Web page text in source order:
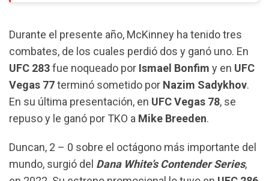
Durante el presente año, McKinney ha tenido tres
combates, de los cuales perdió dos y ganó uno. En
UFC 283fue noqueado por Ismael Bonfim y en UFC
Vegas 77terminó sometido por Nazim Sadykhov.
En su última presentación, en UFCVegas 78, se
repuso y le ganó por TKO a Mike Breeden.
Duncan, 2 – 0 sobre el octágono más importante del
mundo, surgió del Dana White’s Contender Series,